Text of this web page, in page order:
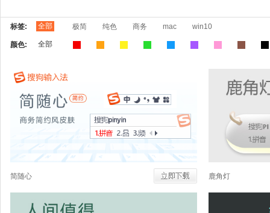
标签: 全部 极简 纯色 商务 mac win10
颜色: 全部
简随心 鹿角灯